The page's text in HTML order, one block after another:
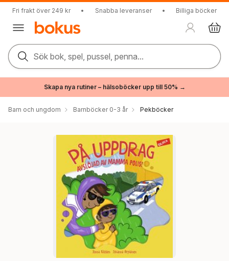
Fri frakt över 249 kr • Snabba leveranser • Billiga böcker
Sök bok, spel, pussel, penna...
Skapa nya rutiner – hälsoböcker upp till 50% →
Barn och ungdom Barnböcker 0-3 år Pekböcker